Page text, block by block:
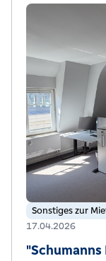
Sonstiges zur
17.04.2026